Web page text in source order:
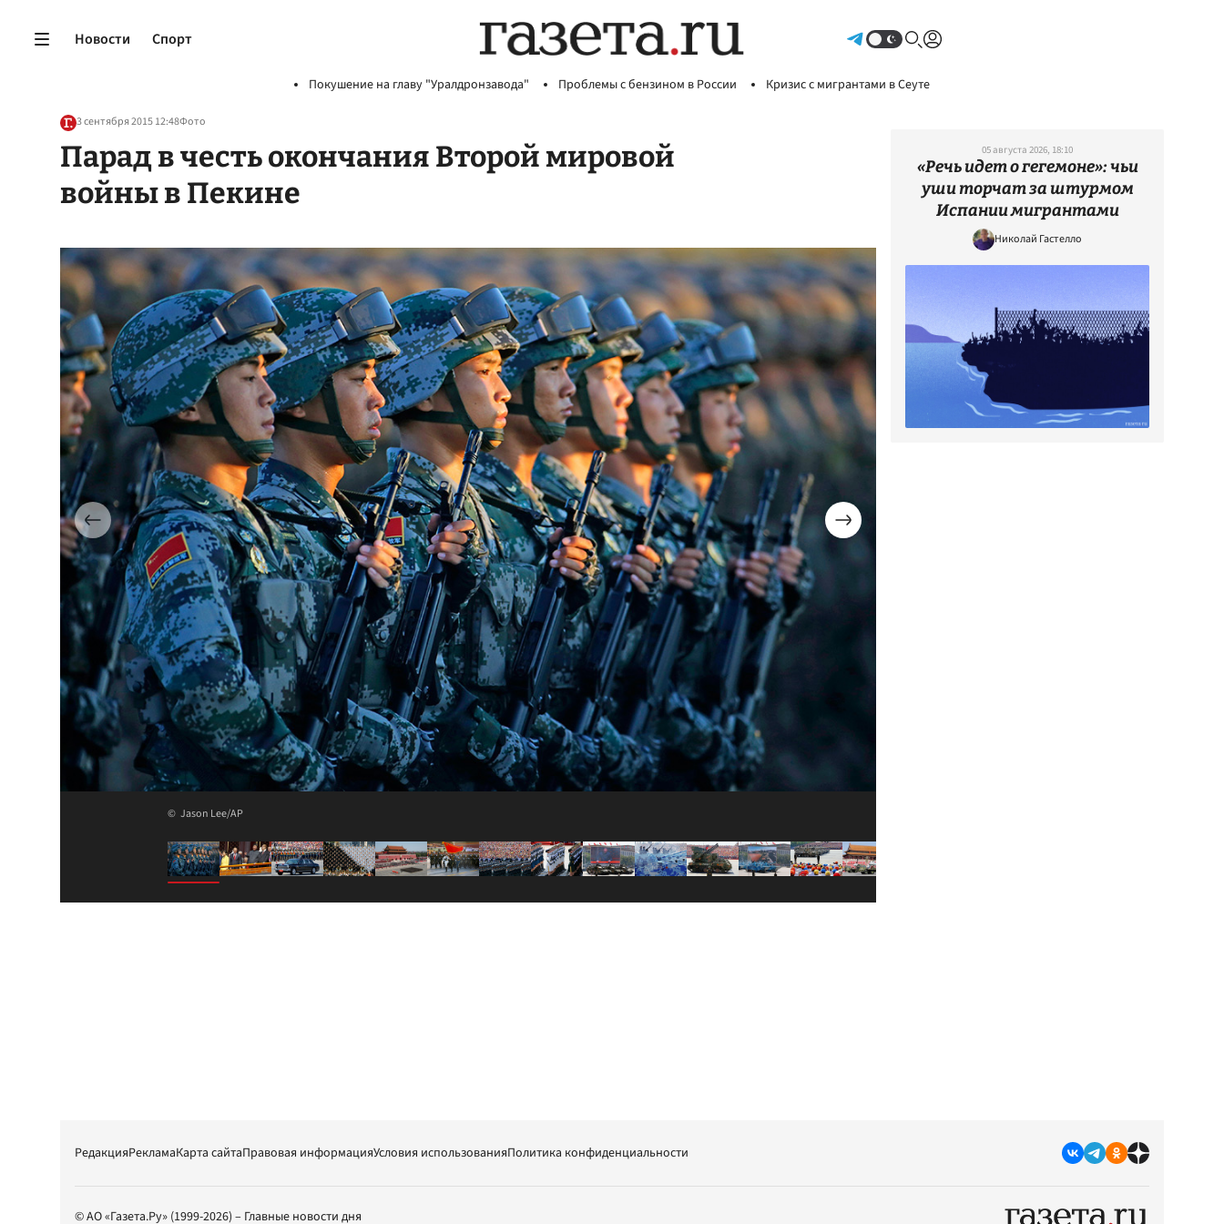
Новости Спорт
Покушение на главу "Уралдронзавода" Проблемы с бензином в России Кризис с мигрантами в Сеуте
3 сентября 2015 12:48Фото
Парад в честь окончания Второй мировой
войны в Пекине
Jason Lee/AP
05 августа 2026, 18:10
«Речь идет о гегемоне»: чьи
уши торчат за штурмом
Испании мигрантами
Николай Гастелло
РедакцияРекламаКарта сайтаПравовая информацияУсловия использованияПолитика конфиденциальности
© АО «Газета.Ру» (1999-2026) – Главные новости дня